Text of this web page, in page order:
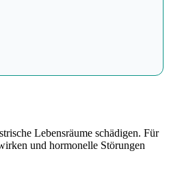
Lebensräume schädigen. Für
und hormonelle Störungen